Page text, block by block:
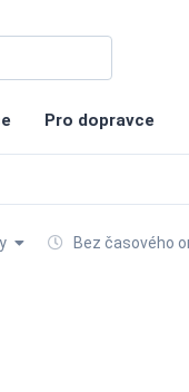
Pro dopravce
Bez časového